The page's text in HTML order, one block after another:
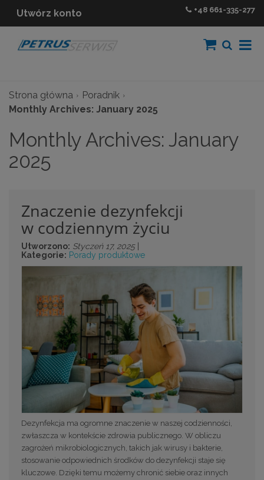
Utwórz konto +48 661-335-277
Strona główna
Poradnik
Monthly Archives: January 2025
Monthly Archives: January
2025
Znaczenie dezynfekcji
w codziennym życiu
Utworzono: Styczeń 17, 2025
Kategorie: Porady produktowe
Dezynfekcja ma ogromne znaczenie w naszej codzienności,
zwłaszcza w kontekście zdrowia publicznego. W obliczu
zagrożeń mikrobiologicznych, takich jak wirusy i bakterie,
stosowanie odpowiednich środków do dezynfekcji staje się
kluczowe. Dzięki temu możemy chronić siebie oraz innych